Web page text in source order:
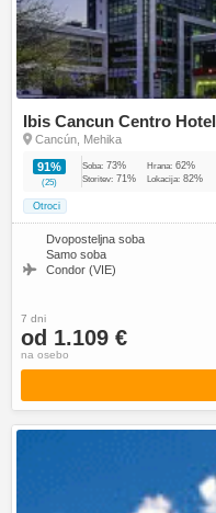
Ibis Cancun Centro Hotel
Cancún, Mehika
91%
(25)
Soba: 73% Hrana: 62%
Storitev: 71% Lokacija: 82%
Otroci
Dvoposteljna soba
Samo soba
Condor (VIE)
7 dni
od 1.109 €
na osebo